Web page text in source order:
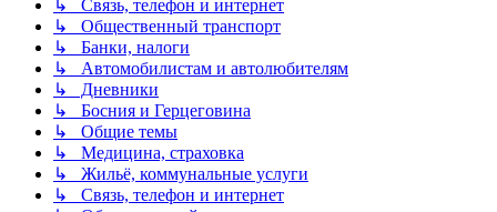
↳ Связь, телефон и интернет
↳ Общественный транспорт
↳ Банки, налоги
↳ Автомобилистам и автолюбителям
↳ Дневники
↳ Босния и Герцеговина
↳ Общие темы
↳ Медицина, страховка
↳ Жильё, коммунальные услуги
↳ Связь, телефон и интернет